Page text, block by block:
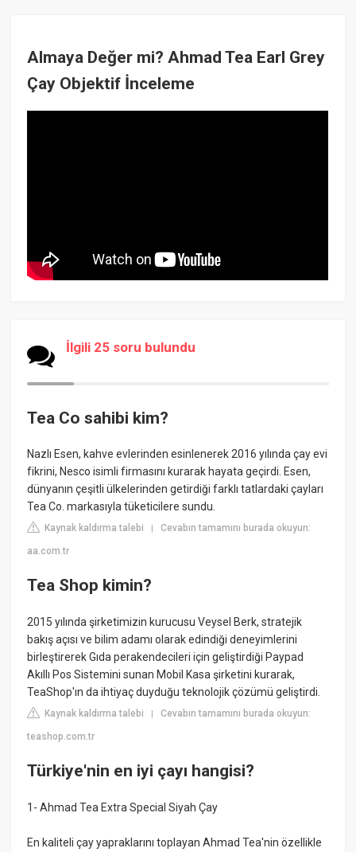
Almaya Değer mi? Ahmad Tea Earl Grey
Çay Objektif İnceleme
İlgili 25 soru bulundu
Tea Co sahibi kim?
Nazlı Esen, kahve evlerinden esinlenerek 2016 yılında çay evi
fikrini, Nesco isimli firmasını kurarak hayata geçirdi. Esen,
dünyanın çeşitli ülkelerinden getirdiği farklı tatlardaki çayları
Tea Co. markasıyla tüketicilere sundu.
Kaynak kaldırma talebi |Cevabın tamamını burada okuyun:
aa.com.tr
Tea Shop kimin?
2015 yılında şirketimizin kurucusu Veysel Berk, stratejik
bakış açısı ve bilim adamı olarak edindiği deneyimlerini
birleştirerek Gıda perakendecileri için geliştirdiği Paypad
Akıllı Pos Sistemini sunan Mobil Kasa şirketini kurarak,
TeaShop'ın da ihtiyaç duyduğu teknolojik çözümü geliştirdi.
Kaynak kaldırma talebi |Cevabın tamamını burada okuyun:
teashop.com.tr
Türkiye'nin en iyi çayı hangisi?
1- Ahmad Tea Extra Special Siyah Çay
En kaliteli çay yapraklarını toplayan Ahmad Tea'nin özellikle